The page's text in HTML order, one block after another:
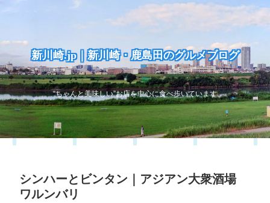
新川崎.jp｜新川崎・鹿島田のグルメブログ
“ちゃんと美味しい”お店を中心に食べ歩いています
シンハーとビンタン｜アジアン大衆酒場
ワルンバリ